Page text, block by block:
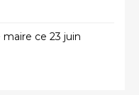
ce 23 juin